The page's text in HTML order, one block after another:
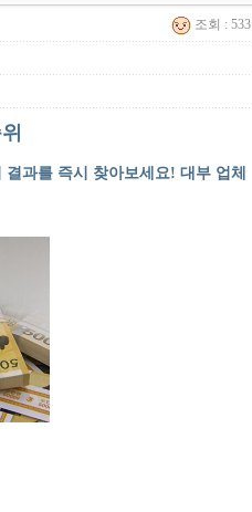
조회 : 533
과를 즉시 찾아보세요! 대부 업체